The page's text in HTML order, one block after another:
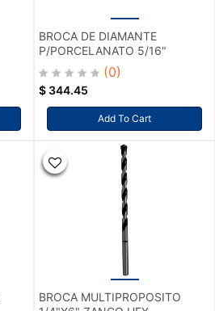
BROCA DE DIAMANTE
P/PORCELANATO 5/16"
(0)
$ 344.45
Add To Cart
BROCA MULTIPROPOSITO